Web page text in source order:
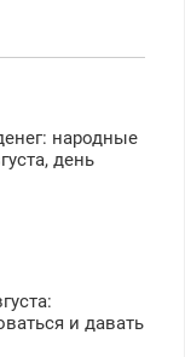
денежная
с з/п до
народные
день
и давать